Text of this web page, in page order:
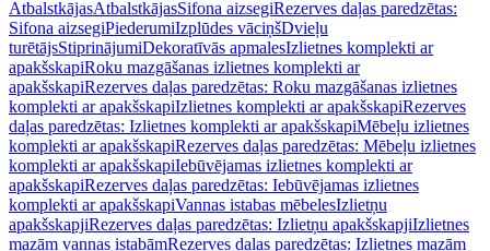
AtbalstkājasAtbalstkājasSifona aizsegiRezerves daļas paredzētas:
Sifona aizsegiPiederumiIzplūdes vāciņšDvieļu
turētājsStiprinājumiDekoratīvās apmalesIzlietnes komplekti ar
apakšskapiRoku mazgāšanas izlietnes komplekti ar
apakšskapiRezerves daļas paredzētas: Roku mazgāšanas izlietnes
komplekti ar apakšskapiIzlietnes komplekti ar apakšskapiRezerves
daļas paredzētas: Izlietnes komplekti ar apakšskapiMēbeļu izlietnes
komplekti ar apakšskapiRezerves daļas paredzētas: Mēbeļu izlietnes
komplekti ar apakšskapiIebūvējamas izlietnes komplekti ar
apakšskapiRezerves daļas paredzētas: Iebūvējamas izlietnes
komplekti ar apakšskapiVannas istabas mēbelesIzlietņu
apakšskapjiRezerves daļas paredzētas: Izlietņu apakšskapjiIzlietnes
mazām vannas istabāmRezerves daļas paredzētas: Izlietnes mazām